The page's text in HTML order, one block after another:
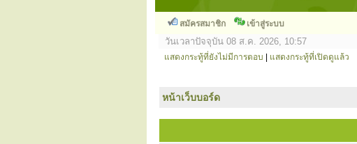
สมัครสมาชิก เข้าสู่ระบบ
วันเวลาปัจจุบัน 08 ส.ค. 2026, 10:57
แสดงกระทู้ที่ยังไม่มีการตอบ แสดงกระทู้ที่เปิดดูแล้ว
หน้าเว็บบอร์ด